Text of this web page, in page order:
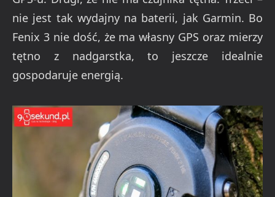
nie jest tak wydajny na baterii, jak Garmin. Bo
Fenix 3 nie dość, że ma własny GPS oraz mierzy
tętno z nadgarstka, to jeszcze idealnie
gospodaruje energią.